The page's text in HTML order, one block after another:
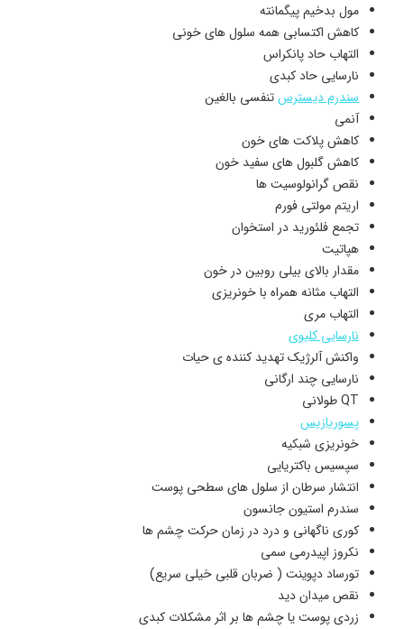
مول بدخیم پیگمانته
کاهش اکتسابی همه سلول های خونی
التهاب حاد پانکراس
نارسایی حاد کبدی
سندرم دیسترستنفسی بالغین
آنمی
کاهش پلاکت های خون
کاهش گلبول های سفید خون
نقص گرانولوسیت ها
اریتم مولتی فورم
تجمع فلئورید در استخوان
هپاتیت
مقدار بالای بیلی روبین در خون
التهاب مثانه همراه با خونریزی
التهاب مری
نارسایی کلیوی
واکنش آلرژیک تهدید کننده ی حیات
نارسایی چند ارگانی
QT طولانی
پسوریازیس
خونریزی شبکیه
سپسیس باکتریایی
انتشار سرطان از سلول های سطحی پوست
سندرم استیون جانسون
کوری ناگهانی و درد در زمان حرکت چشم ها
نکروز اپیدرمی سمی
تورساد دپوینت ( ضربان قلبی خیلی سریع)
نقص میدان دید
زردی پوست یا چشم ها بر اثر مشکلات کبدی